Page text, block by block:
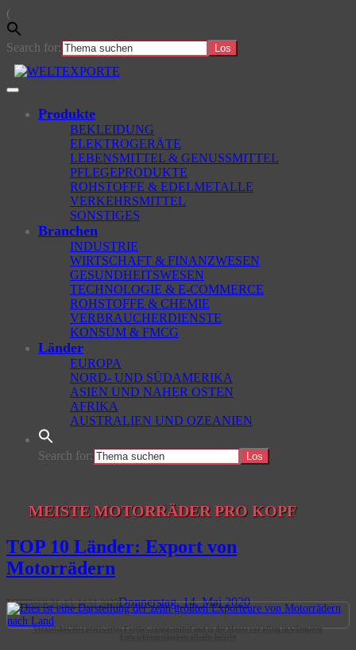
(
Search for:
Skip
to
main
Toggle
navigationProdukte
BEKLEIDUNG
ELEKTROGERÄTE
LEBENSMITTEL & GENUSSMITTEL
PFLEGEPRODUKTE
ROHSTOFFE & EDELMETALLE
VERKEHRSMITTEL
SONSTIGES
Branchen
INDUSTRIE
WIRTSCHAFT & FINANZWESEN
GESUNDHEITSWESEN
TECHNOLOGIE & E-COMMERCE
ROHSTOFFE & CHEMIE
VERBRAUCHERDIENSTE
KONSUM & FMCG
Länder
EUROPA
NORD- UND SÜDAMERIKA
ASIEN UND NAHER OSTEN
AFRIKA
AUSTRALIEN UND OZEANIEN
Search for:
MEISTE MOTORRÄDER PRO KOPF
TOP 10 Länder: Export von
Motorrädern
MITTWOCH, 13. MAI 2020Donnerstag, 14. Mai 2020
Vergleichsweise preiswertes Fortbewegungsmittel und in der Masse vor allem in wärmeren